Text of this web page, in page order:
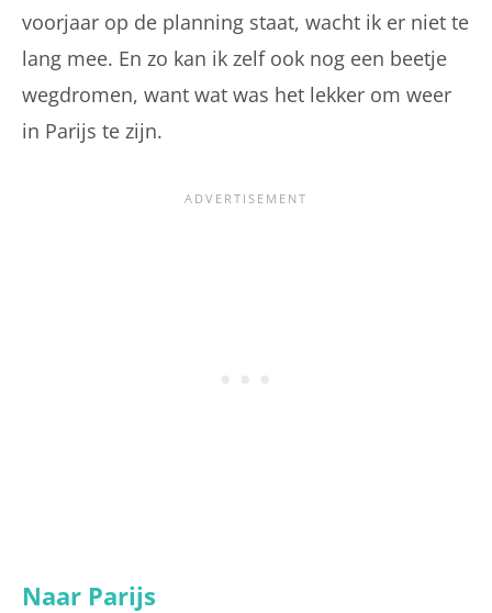
voorjaar op de planning staat, wacht ik er niet te
lang mee. En zo kan ik zelf ook nog een beetje
wegdromen, want wat was het lekker om weer
in Parijs te zijn.
Naar Parijs